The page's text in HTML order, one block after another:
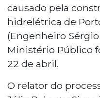
causado pela
hidrelétrica de
(Engenheiro
Ministério Público
22 de abril.
O relator do